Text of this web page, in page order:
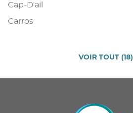
Cap-D'ail
Carros
VOIR TOUT (18)
DE
DE
U